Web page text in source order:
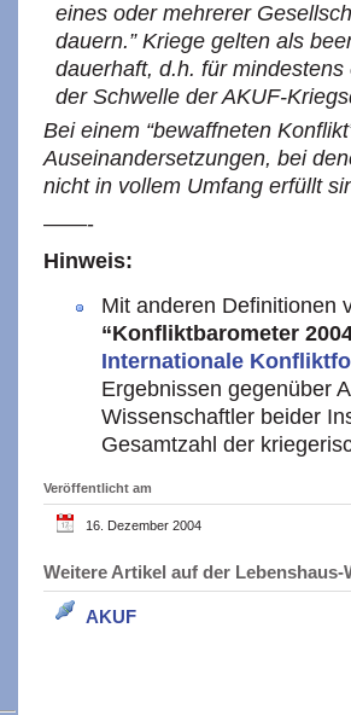
eines oder mehrerer
dauern.” Kriege gelten als
dauerhaft, d.h. für
der Schwelle derAKUF-
Bei einem “bewaffneten
Auseinandersetzungen, bei
nicht in vollem Umfang erfüllt
——-
Hinweis:
Mit anderen Definitionen
“Konfliktbarometer
Internationale
Ergebnissen gegenüber
Wissenschaftler beider
Gesamtzahl der
Veröffentlicht am
16. Dezember 2004
Weitere Artikel auf der
AKUF